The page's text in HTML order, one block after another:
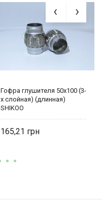
Гофра глушителя 50х100 (3-
х слойная) (длинная)
SHIKOO
165,21